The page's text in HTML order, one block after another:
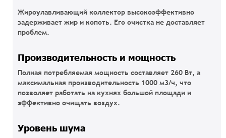
Жироулавливающий коллектор высокоэффективно
задерживает жир и копоть. Его очистка не доставляет
проблем.
Производительность и мощность
Полная потребляемая мощность составляет 260 Вт, а
максимальная производительность 1000 м3/ч, что
позволяет работать на кухнях большой площади и
эффективно очищать воздух.
Уровень шума